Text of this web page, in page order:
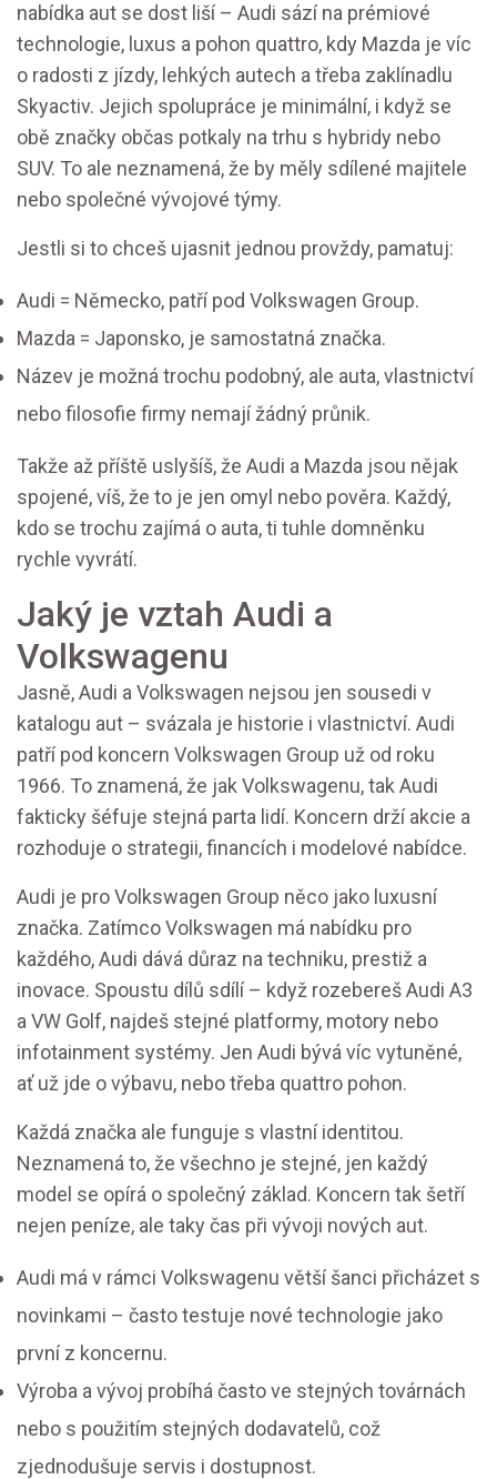
nabídka aut se dost liší – Audi sází na prémiové
technologie, luxus a pohon quattro, kdy Mazda je víc
o radosti z jízdy, lehkých autech a třeba zaklínadlu
Skyactiv. Jejich spolupráce je minimální, i když se
obě značky občas potkaly na trhu s hybridy nebo
SUV. To ale neznamená, že by měly sdílené majitele
nebo společné vývojové týmy.
Jestli si to chceš ujasnit jednou provždy, pamatuj:
Audi = Německo, patří pod Volkswagen Group.
Mazda = Japonsko, je samostatná značka.
Název je možná trochu podobný, ale auta, vlastnictví
nebo filosofie firmy nemají žádný průnik.
Takže až příště uslyšíš, že Audi a Mazda jsou nějak
spojené, víš, že to je jen omyl nebo pověra. Každý,
kdo se trochu zajímá o auta, ti tuhle domněnku
rychle vyvrátí.
Jaký je vztah Audi a
Volkswagenu
Jasně, Audi a Volkswagen nejsou jen sousedi v
katalogu aut – svázala je historie i vlastnictví. Audi
patří pod koncern Volkswagen Group už od roku
1966. To znamená, že jak Volkswagenu, tak Audi
fakticky šéfuje stejná parta lidí. Koncern drží akcie a
rozhoduje o strategii, financích i modelové nabídce.
Audi je pro Volkswagen Group něco jako luxusní
značka. Zatímco Volkswagen má nabídku pro
každého, Audi dává důraz na techniku, prestiž a
inovace. Spoustu dílů sdílí – když rozebereš Audi A3
a VW Golf, najdeš stejné platformy, motory nebo
infotainment systémy. Jen Audi bývá víc vytuněné,
ať už jde o výbavu, nebo třeba quattro pohon.
Každá značka ale funguje s vlastní identitou.
Neznamená to, že všechno je stejné, jen každý
model se opírá o společný základ. Koncern tak šetří
nejen peníze, ale taky čas při vývoji nových aut.
Audi má v rámci Volkswagenu větší šanci přicházet s
novinkami – často testuje nové technologie jako
první z koncernu.
Výroba a vývoj probíhá často ve stejných továrnách
nebo s použitím stejných dodavatelů, což
zjednodušuje servis i dostupnost.